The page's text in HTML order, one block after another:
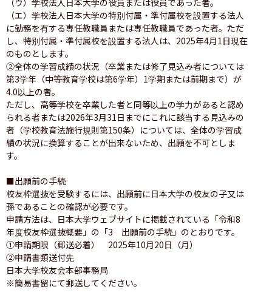
（エ）学校法人日本大学の特別付属・準付属校を設置する法人
に勤務を有する専任教職員または専任教職員であった者。ただ
し、特別付属・準付属校を設置する法人は、2025年4月1日現在
のものとします。
②全体の学習成績の状況（卒業または修了見込み者については
第3学年（中等教育学校は第6学年）1学期または前期まで）が
4.0以上の者。
ただし、高等学校を卒業した者と同等以上の学力があると認め
られる者または2026年3月31日までにこれに該当する見込みの
者（学校教育法施行規則第150条）については、全体の学習成
績の状況に換算することが出来ないため、出願を不可としま
す。
■出願前の手続
校友枠選抜を受験するには、出願前に日本大学の校友の子又は
孫であることの確認が必要です。
申請方法は、日本大学ウェブサイトに掲載されている「令和8
年度校友枠選抜概要」の「3　出願前の手続」のとおりです。
①申請期限（郵送必着）　2025年10月20日（月）
②申請書類送付先
日本大学校友会本部事務局
※簡易書留にて郵送してください。